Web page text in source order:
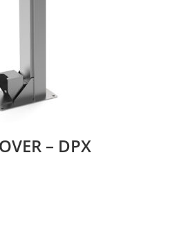
– DPX